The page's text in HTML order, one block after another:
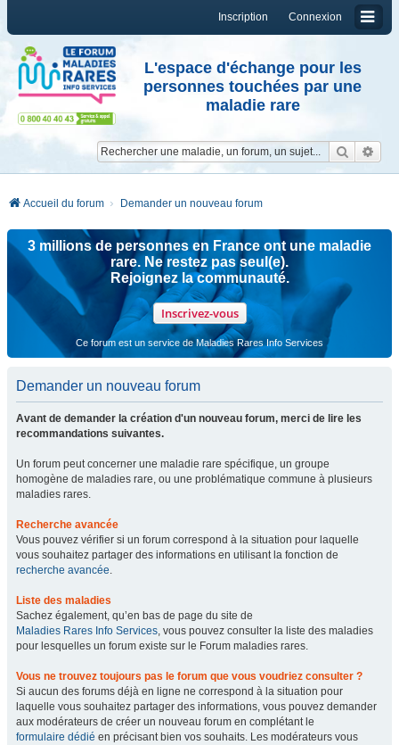
Connexion
Inscription
L'espace d'échange pour les
personnes touchées par une
maladie rare
Accueil du forum Demander un nouveau forum
3 millions de personnes en France ont une maladie
rare. Ne restez pas seul(e).
Rejoignez la communauté.
Inscrivez-vous
Ce forum est un service de Maladies Rares Info Services
Demander un nouveau forum
Avant de demander la création d'un nouveau forum, merci de lire les
recommandations suivantes.
Un forum peut concerner une maladie rare spécifique, un groupe
homogène de maladies rare, ou une problématique commune à plusieurs
maladies rares.
Recherche avancée
Vous pouvez vérifier si un forum correspond à la situation pour laquelle
vous souhaitez partager des informations en utilisant la fonction de
recherche avancée.
Liste des maladies
Sachez également, qu’en bas de page du site de
Maladies Rares Info Services, vous pouvez consulter la liste des maladies
pour lesquelles un forum existe sur le Forum maladies rares.
Vous ne trouvez toujours pas le forum que vous voudriez consulter ?
Si aucun des forums déjà en ligne ne correspond à la situation pour
laquelle vous souhaitez partager des informations, vous pouvez demander
aux modérateurs de créer un nouveau forum en complétant le
formulaire dédié en précisant bien vos souhaits. Les modérateurs vous